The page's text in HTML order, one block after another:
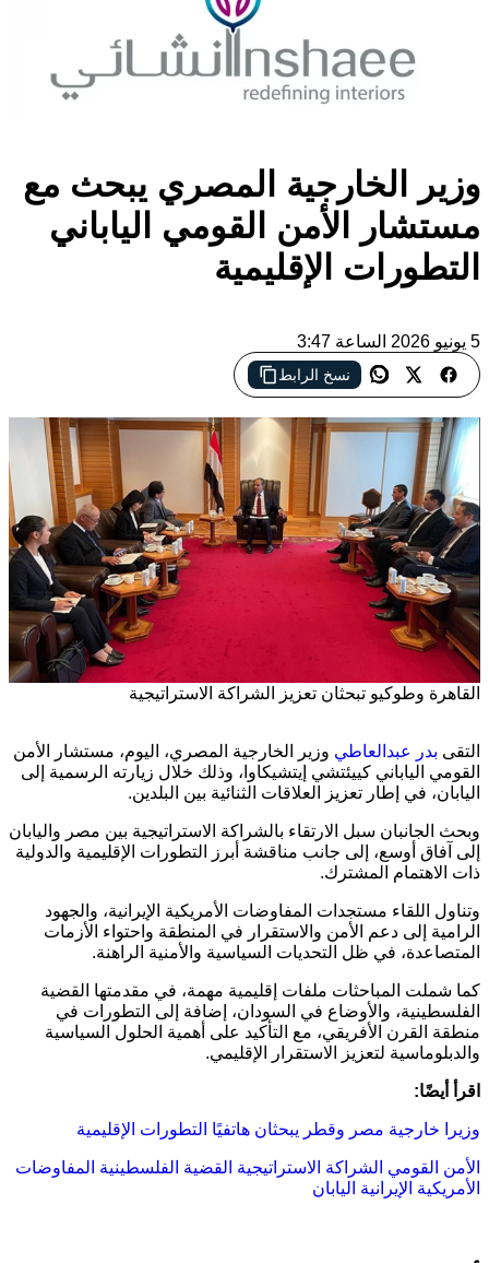
وزير الخارجية المصري يبحث مع
مستشار الأمن القومي الياباني
التطورات الإقليمية
5 يونيو 2026 الساعة 3:47
نسخ الرابط
القاهرة وطوكيو تبحثان تعزيز الشراكة الاستراتيجية
التقى بدر عبدالعاطي وزير الخارجية المصري، اليوم، مستشار الأمن
القومي الياباني كييئتشي إيتشيكاوا ، وذلك خلال زيارته الرسمية إلى
اليابان، في إطار تعزيز العلاقات الثنائية بين البلدين.
وبحث الجانبان سبل الارتقاء بالشراكة الاستراتيجية بين مصر و اليابان
إلى آفاق أوسع، إلى جانب مناقشة أبرز التطورات الإقليمية والدولية
ذات الاهتمام المشترك.
وتناول اللقاء مستجدات المفاوضات الأمريكية الإيرانية، والجهود
الرامية إلى دعم الأمن والاستقرار في المنطقة واحتواء الأزمات
المتصاعدة، في ظل التحديات السياسية والأمنية الراهنة.
كما شملت المباحثات ملفات إقليمية مهمة، في مقدمتها القضية
الفلسطينية، والأوضاع في السودان، إضافة إلى التطورات في
منطقة القرن الأفريقي، مع التأكيد على أهمية الحلول السياسية
والدبلوماسية لتعزيز الاستقرار الإقليمي.
اقرأ أيضًا:
وزيرا خارجية مصر وقطر يبحثان هاتفيًا التطورات الإقليمية
الأمن القومي الشراكة الاستراتيجية القضية الفلسطينية المفاوضات
الأمريكية الإيرانية اليابان